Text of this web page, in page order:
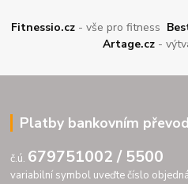
Fitnessio.cz - vše pro fitness
Artage.cz -
Platby bankovním
č.ú. 679751002 / 5500
variabilní symbol uveďte číslo